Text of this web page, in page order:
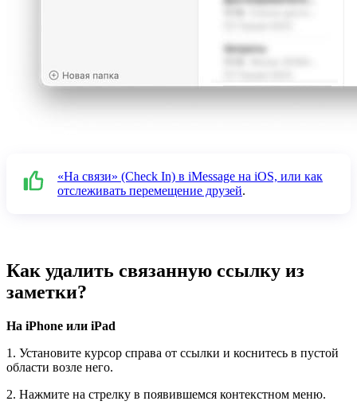
«На связи» (Check In) в iMessage на iOS, или как
отслеживать перемещение друзей.
Как удалить связанную ссылку из
заметки?
На iPhone или iPad
1. Установите курсор справа от ссылки и коснитесь в пустой
области возле него.
2. Нажмите на стрелку в появившемся контекстном меню.